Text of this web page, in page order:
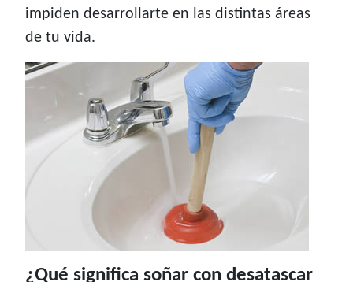
impiden desarrollarte en las distintas áreas
de tu vida.
¿Qué significa soñar con desatascar